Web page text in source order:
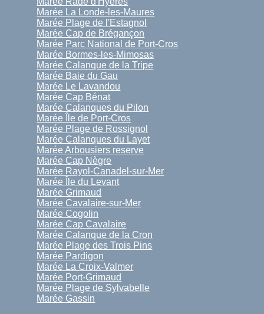
Marée La Londe-les-Maures
Marée Plage de l'Estagnol
Marée Cap de Brégançon
Marée Parc National de Port-Cros
Marée Bormes-les-Mimosas
Marée Calanque de la Tripe
Marée Baie du Gau
Marée Le Lavandou
Marée Cap Bénat
Marée Calanques du Pilon
Marée Île de Port-Cros
Marée Plage de Rossignol
Marée Calanques du Layet
Marée Arbousiers reserve
Marée Cap Nègre
Marée Rayol-Canadel-sur-Mer
Marée Île du Levant
Marée Grimaud
Marée Cavalaire-sur-Mer
Marée Cogolin
Marée Cap Cavalaire
Marée Calanque de la Cron
Marée Plage des Trois Pins
Marée Pardigon
Marée La Croix-Valmer
Marée Port-Grimaud
Marée Plage de Sylvabelle
Marée Gassin